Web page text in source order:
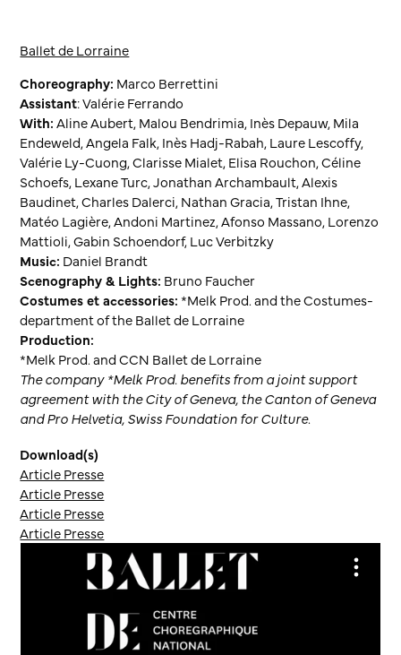
Choreography: Marco Berrettini
Assistant: Valérie Ferrando
With:Aline Aubert, Malou Bendrimia, Inès Depauw, Mila
Endeweld, Angela Falk, Inès Hadj-Rabah, Laure Lescoffy,
Valérie Ly-Cuong, Clarisse Mialet, Elisa Rouchon, Céline
Schoefs, Lexane Turc, Jonathan Archambault, Alexis
Baudinet, Charles Dalerci, Nathan Gracia, Tristan Ihne,
Matéo Lagière, Andoni Martinez, Afonso Massano, Lorenzo
Mattioli, Gabin Schoendorf, Luc Verbitzky
Music: Daniel Brandt
Scenography & Lights: Bruno Faucher
Costumes et accessories: *Melk Prod. and the Costumes-
department of the Ballet de Lorraine
Production:
*Melk Prod. and CCN Ballet de Lorraine
The company *Melk Prod. benefits from a joint support
agreement with the City of Geneva, the Canton of Geneva
and Pro Helvetia, Swiss Foundation for Culture.
Download(s)
Article Presse
Article Presse
Article Presse
Article Presse
Ballet de Lorraine